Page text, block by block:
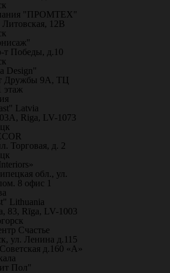
"ПРОМТЕХ"
Литовская, 12В
т Победы, д.10
Design"
т Дружбы 9А, ТЦ
этаж
Latvia
Riga, LV-1073
Торговая, д. 2
обл., ул.
8 офис 1
Lithuania
83, Rīga, LV-1003
Счастье
ул. Ленина д.115
д.160 «А»
Пол"